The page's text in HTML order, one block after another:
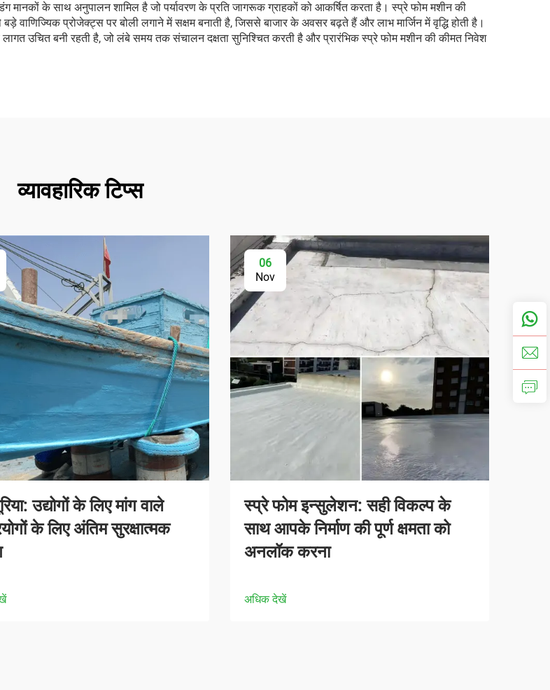
मानकों के साथ अनुपालन शामिल है जो पर्यावरण के प्रति जागरूक ग्राहकों को आकर्षित करता है। स्प्रे फोम मशीन की
प्रोजेक्ट्स पर बोली लगाने में सक्षम बनाती है, जिससे बाजार के अवसर बढ़ते हैं और लाभ मार्जिन में वृद्धि होती है।
उचित बनी रहती है, जो लंबे समय तक संचालन दक्षता सुनिश्चित करती है और प्रारंभिक स्प्रे फोम मशीन की कीमत निवेश
व्यावहारिक टिप्स
उद्योगों के लिए मांग वाले
के लिए अंतिम सुरक्षात्मक
06
Nov
स्प्रे फोम इन्सुलेशन: सही विकल्प के
साथ आपके निर्माण की पूर्ण क्षमता को
अनलॉक करना
अधिक देखें